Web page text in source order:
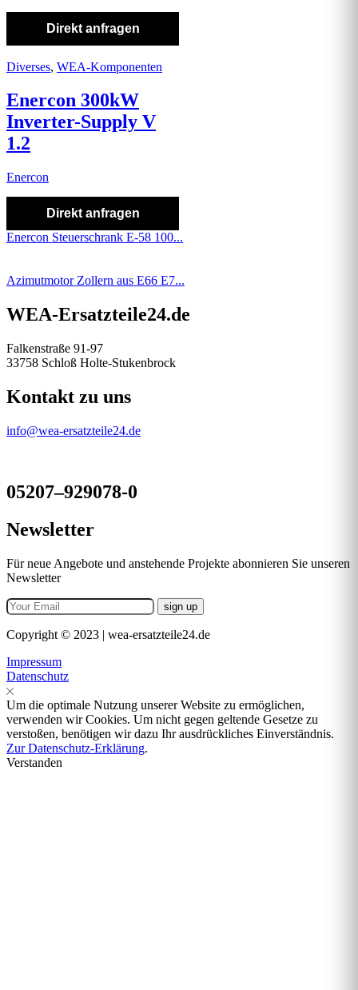
Direkt anfragen
Diverses, WEA-Komponenten
Enercon 300kW
Inverter-Supply V
1.2
Enercon
Direkt anfragen
Enercon Steuerschrank E-58 100...
Azimutmotor Zollern aus E66 E7...
WEA-Ersatzteile24.de
Falkenstraße 91-97
33758 Schloß Holte-Stukenbrock
Kontakt zu uns
info@wea-ersatzteile24.de
05207–929078-0
Newsletter
Für neue Angebote und anstehende Projekte abonnieren Sie unseren
Newsletter
Copyright © 2023 | wea-ersatzteile24.de
Impressum
Datenschutz
Um die optimale Nutzung unserer Website zu ermöglichen,
verwenden wir Cookies. Um nicht gegen geltende Gesetze zu
verstoßen, benötigen wir dazu Ihr ausdrückliches Einverständnis.
Zur Datenschutz-Erklärung.
Verstanden